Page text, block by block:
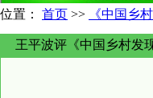
位置： 首页 >> 《中国乡
王平波评《中国乡村发